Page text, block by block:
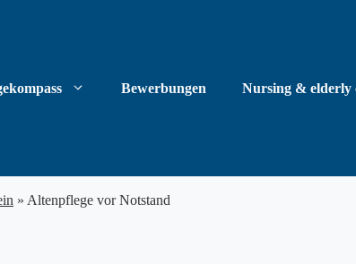
Bewerbungen Nursing & elderly
» Altenpflege vor Notstand